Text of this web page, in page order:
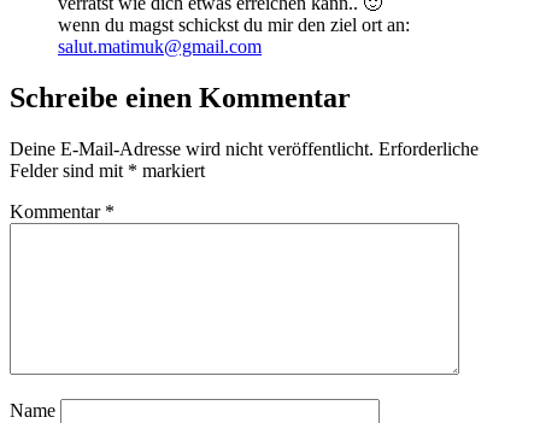
wenn du magst schickst du mir den ziel ort an:
salut.matimuk@gmail.com
Schreibe einen Kommentar
Deine E-Mail-Adresse wird nicht veröffentlicht. Erforderliche
Felder sind mit * markiert
Kommentar *
Name